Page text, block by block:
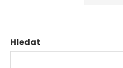
Hledat